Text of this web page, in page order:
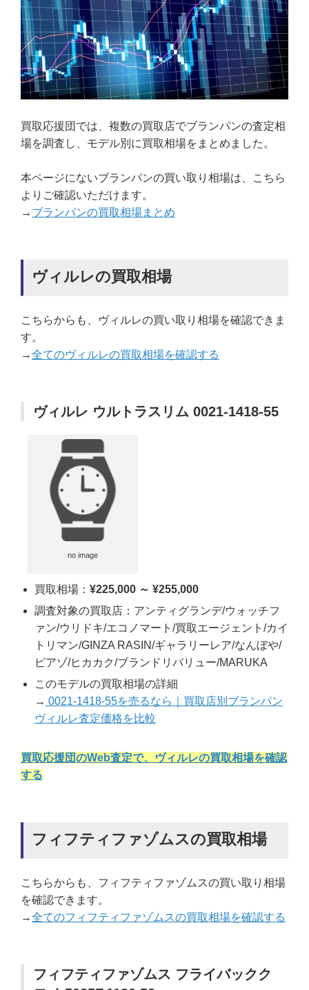
買取応援団では、複数の買取店でブランパンの査定相
場を調査し、モデル別に買取相場をまとめました。
本ページにないブランパンの買い取り相場は、こちら
よりご確認いただけます。
→ ブランパンの買取相場まとめ
ヴィルレの買取相場
こちらからも、ヴィルレの買い取り相場を確認できま
す。
→全てのヴィルレの買取相場を確認する
ヴィルレ ウルトラスリム 0021-1418-55
no image
買取相場： ¥225,000 ～ ¥255,000
調査対象の買取店：アンティグランデ/ウォッチフ
ァン/ウリドキ/エコノマート/買取エージェント/カイ
トリマン/GINZA RASIN/ギャラリーレア/なんぼや/
ピアゾ/ヒカカク/ブランドリバリュー/MARUKA
このモデルの買取相場の詳細
→ 0021-1418-55を売るなら｜買取店別ブランパン
ヴィルレ査定価格を比較
買取応援団のWeb査定で、ヴィルレの買取相場を確認
する
フィフティファゾムスの買取相場
こちらからも、フィフティファゾムスの買い取り相場
を確認できます。
→全てのフィフティファゾムスの買取相場を確認する
フィフティファゾムス フライバックク